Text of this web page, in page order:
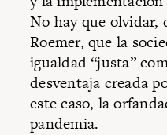
No hay que olvidar,
Roemer, que la
igualdad “justa”
desventaja creada
este caso, la
pandemia.